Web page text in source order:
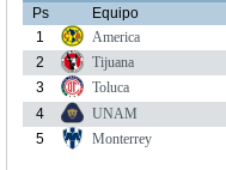
Ps Equipo
1
America
2
Tijuana
3
Toluca
4
UNAM
5
Monterrey